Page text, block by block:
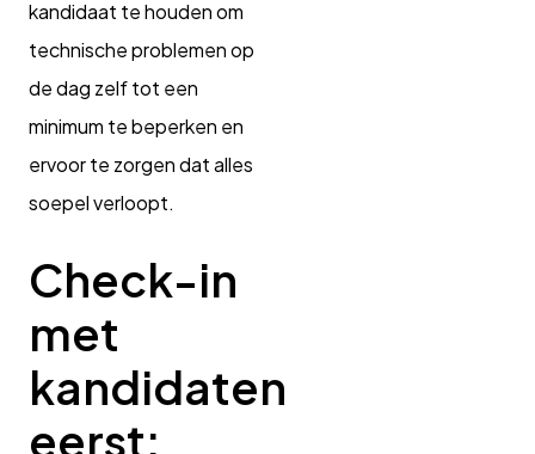
kandidaat te houden om
technische problemen op
de dag zelf tot een
minimum te beperken en
ervoor te zorgen dat alles
soepel verloopt.
Check-in
met
kandidaten
eerst: